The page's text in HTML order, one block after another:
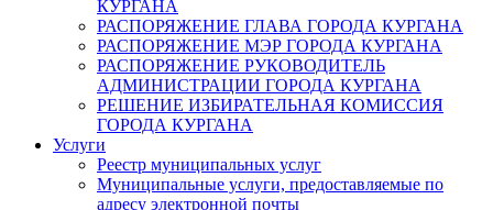
КУРГАНА
РАСПОРЯЖЕНИЕ ГЛАВА ГОРОДА КУРГАНА
РАСПОРЯЖЕНИЕ МЭР ГОРОДА КУРГАНА
РАСПОРЯЖЕНИЕ РУКОВОДИТЕЛЬ
АДМИНИСТРАЦИИ ГОРОДА КУРГАНА
РЕШЕНИЕ ИЗБИРАТЕЛЬНАЯ КОМИССИЯ
ГОРОДА КУРГАНА
Услуги
Реестр муниципальных услуг
Муниципальные услуги, предоставляемые по
адресу электронной почты